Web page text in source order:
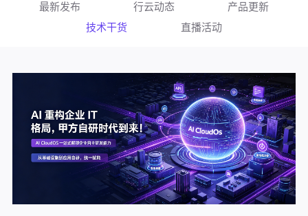
最新发布 行云动态
产品更新
技术干货
直播活动